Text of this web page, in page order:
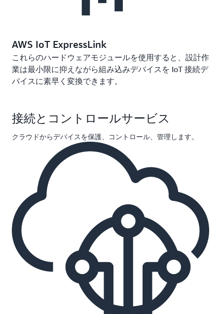
AWS IoT ExpressLink
これらのハードウェアモジュールを使用すると、設計作
業は最小限に抑えながら組み込みデバイスを IoT 接続デ
バイスに素早く変換できます。
接続とコントロールサービス
クラウドからデバイスを保護、コントロール、管理します。